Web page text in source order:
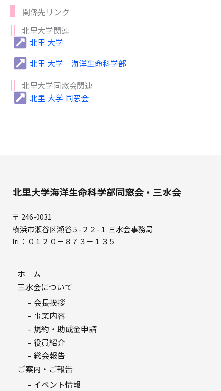
関係先リンク
北里大学関連
北里 大学
北里 大学 海洋生命科学部
北里大学同窓会関連
北里 大学 同窓会
北里大学海洋生命科学部同窓会・三水会
〒 246-0031
横浜市瀬谷区瀬谷５-２２-１ 三水会事務局
℡：０１２０－８７３－１３５
ホーム
三水会について
– 会長挨拶
– 事業内容
– 規約・助成金申請
– 役員紹介
– 総会報告
ご案内・ご報告
– イベント情報